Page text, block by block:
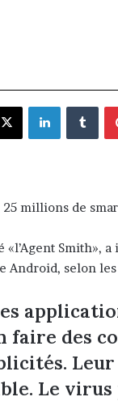
X Linkedin
millions de
Smith»,
Android, selon
faire des
Le